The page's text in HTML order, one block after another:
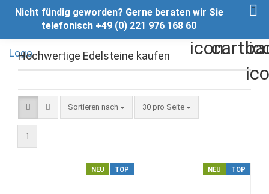
Nicht fündig geworden? Gerne beraten wir Sie
telefonisch +49 (0) 221 976 168 60
Hochwertige Edelsteine kaufen
Sortieren nach
Sortieren nach 30 pro Seite
pro Seite
1
NEU TOP NEU TOP